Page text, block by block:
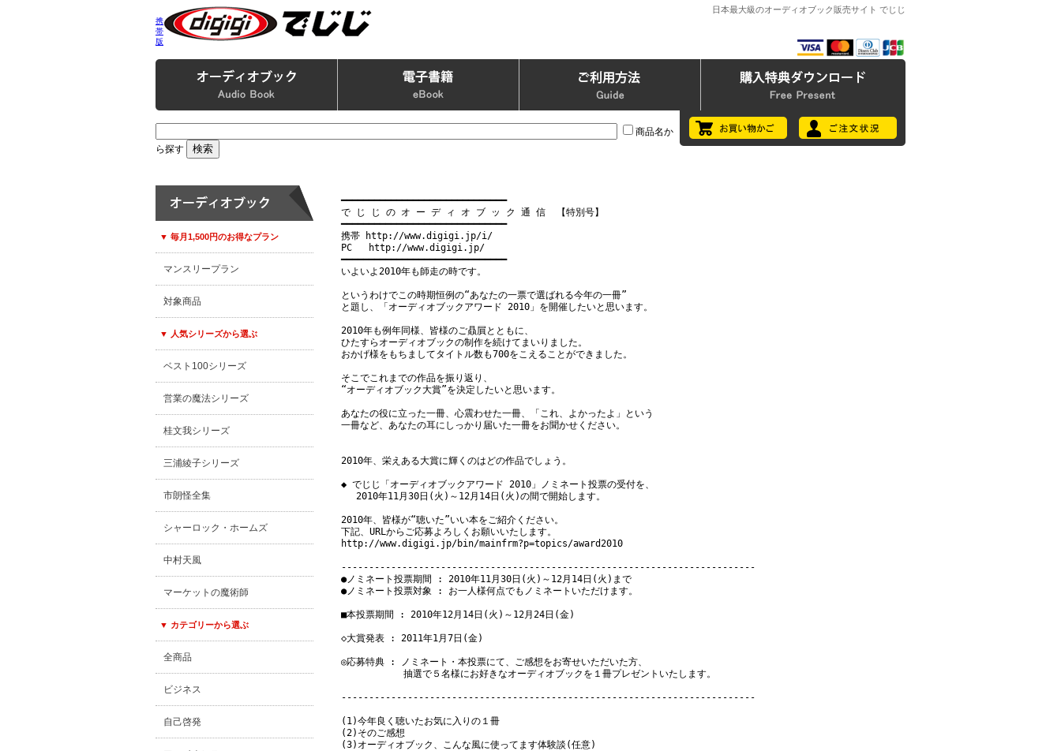
携
帯
版
日本最大級のオーディオブック販売サイト でじじ
商品名か
ら探す
▼ 毎月1,500円のお得なプラン
マンスリープラン
対象商品
▼ 人気シリーズから選ぶ
ベスト100シリーズ
営業の魔法シリーズ
桂文我シリーズ
三浦綾子シリーズ
市朗怪全集
シャーロック・ホームズ
中村天風
マーケットの魔術師
▼ カテゴリーから選ぶ
全商品
ビジネス
自己啓発
━━━━━━━━━━━━━━━━━━━━━━━━━━━━━━
で じ じ の オ ー デ ィ オ ブ ッ ク 通 信  【特別号】
━━━━━━━━━━━━━━━━━━━━━━━━━━━━━━
携帯 http://www.digigi.jp/i/
PC   http://www.digigi.jp/
━━━━━━━━━━━━━━━━━━━━━━━━━━━━━━
いよいよ2010年も師走の時です。
というわけでこの時期恒例の“あなたの一票で選ばれる今年の一冊”
と題し、「オーディオブックアワード 2010」を開催したいと思います。
2010年も例年同様、皆様のご贔屓とともに、
ひたすらオーディオブックの制作を続けてまいりました。
おかげ様をもちましてタイトル数も700をこえることができました。
そこでこれまでの作品を振り返り、
“オーディオブック大賞”を決定したいと思います。
あなたの役に立った一冊、心震わせた一冊、「これ、よかったよ」という
一冊など、あなたの耳にしっかり届いた一冊をお聞かせください。
2010年、栄えある大賞に輝くのはどの作品でしょう。
◆ でじじ「オーディオブックアワード 2010」ノミネート投票の受付を、
2010年11月30日(火)～12月14日(火)の間で開始します。
2010年、皆様が“聴いた”いい本をご紹介ください。
下記、URLからご応募よろしくお願いいたします。
http://www.digigi.jp/bin/mainfrm?p=topics/award2010
---------------------------------------------------------------------------
●ノミネート投票期間 : 2010年11月30日(火)～12月14日(火)まで
●ノミネート投票対象 : お一人様何点でもノミネートいただけます。
■本投票期間 : 2010年12月14日(火)～12月24日(金)
◇大賞発表 : 2011年1月7日(金)
◎応募特典 : ノミネート・本投票にて、ご感想をお寄せいただいた方、
抽選で５名様にお好きなオーディオブックを１冊プレゼントいたします。
---------------------------------------------------------------------------
(1)今年良く聴いたお気に入りの１冊
(2)そのご感想
(3)オーディオブック、こんな風に使ってます体験談(任意)